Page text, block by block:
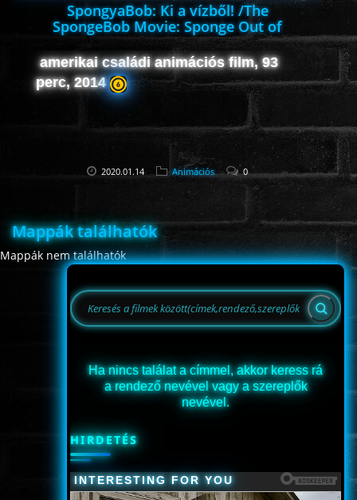
SpongyaBob: Ki a vízből! /The
SpongeBob Movie: Sponge Out of
Water/
amerikai családi animációs film, 93
perc, 2014
2020.01.14 Animációs 0
Mappák találhatók
Mappák nem találhatók
Ha nincs találat a címmel, akkor keress rá
a rendező nevével vagy a szereplők
nevével.
HIRDETÉS